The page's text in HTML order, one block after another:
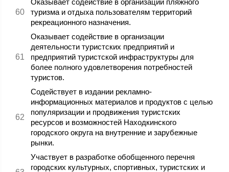
Оказывает содействие в организации пляжного
туризма и отдыха пользователям территорий
рекреационного назначения.
Оказывает содействие в организации
деятельности туристских предприятий и
предприятий туристской инфраструктуры для
более полного удовлетворения потребностей
туристов.
Содействует в издании рекламно-
информационных материалов и продуктов с целью
популяризации и продвижения туристских
ресурсов и возможностей Находкинского
городского округа на внутренние и зарубежные
рынки.
Участвует в разработке обобщенного перечня
городских культурных, спортивных, туристских и